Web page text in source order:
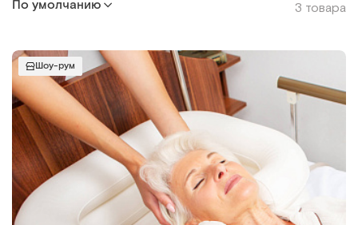
По умолчанию 3 товара
Шоу-рум